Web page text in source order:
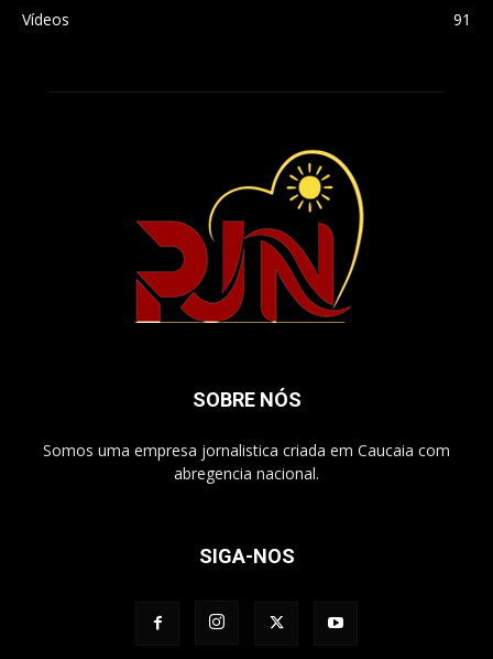
Vídeos
91
SOBRE NÓS
Somos uma empresa jornalistica criada em Caucaia com
abregencia nacional.
SIGA-NOS